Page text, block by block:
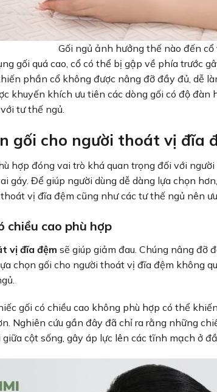
Gối ngủ ảnh hưởng thế nào đến
gối quá cao, cổ có thể bị gập về phía trước
phần cổ không được nâng đỡ đầy đủ, dễ
khuyến khích ưu tiên các dòng gối có độ
tư thế ngủ.
gối cho người thoát vị đĩa
hợp đóng vai trò khá quan trọng đối với
gáy. Để giúp người dùng dễ dàng lựa chọn
vị đĩa đệm cũng như các tư thế ngủ nên
chiều cao phù hợp
vị đĩa đệm sẽ giúp giảm đau. Chúng nâng đỡ
chọn gối cho người thoát vị đĩa đệm không
gối có chiều cao không phù hợp có thể
Nghiên cứu gần đây đã chỉ ra rằng những
cột sống, gây áp lực lên các tĩnh mạch ở